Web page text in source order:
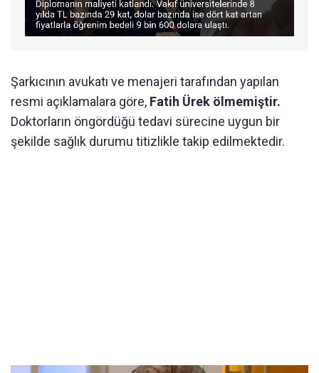
Şarkıcının avukatı ve menajeri tarafından yapılan
resmi açıklamalara göre, Fatih Ürek ölmemiştir.
Doktorların öngördüğü tedavi sürecine uygun bir
şekilde sağlık durumu titizlikle takip edilmektedir.